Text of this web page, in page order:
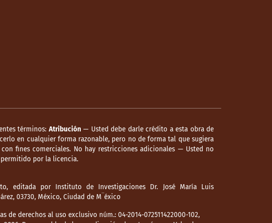
términos: Atribución — Usted debe darle crédito a esta obra de
en cualquier forma razonable, pero no de forma tal que sugiera
fines comerciales. No hay restricciones adicionales — Usted no
por la licencia.
editada por Instituto de Investigaciones Dr. José María Luis
03730, México, Ciudad de M¨éxico
de derechos al uso exclusivo núm.: 04-2014-072511422000-102,